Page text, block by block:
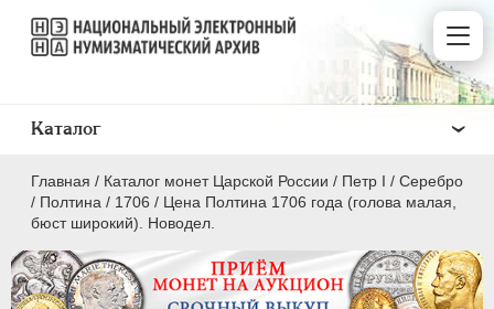
Главная / Каталог монет Царской России / Пeтр I / Серебро
/ Полтина / 1706 / Цена Полтина 1706 года (голова малая,
бюст широкий). Новодел.
Каталог